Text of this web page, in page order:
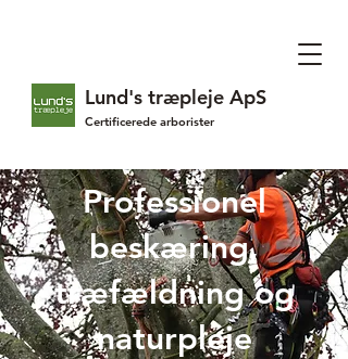
Certificerede arborister
Lund's træpleje ApS
Professionel
beskæring,
træfældning og
naturpleje